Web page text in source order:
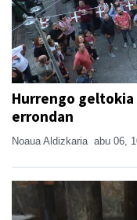
Hurrengo
errondan
Noaua Aldizkaria abu 06,